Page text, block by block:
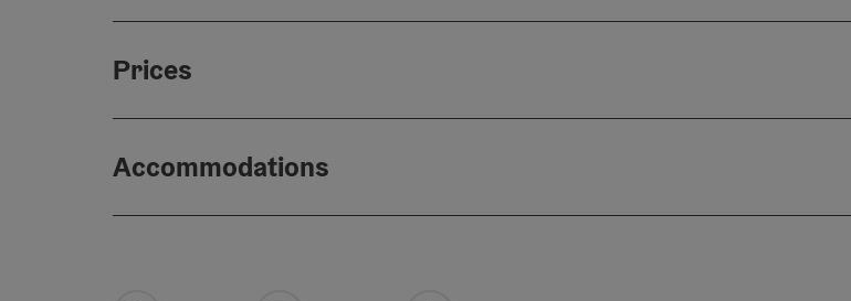
Prices
Accommodations